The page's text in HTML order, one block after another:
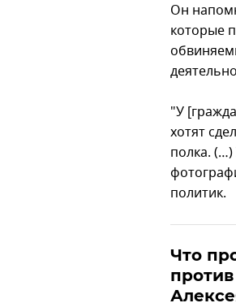
Он
которые
"У
хотят
полка.
политик.
Что